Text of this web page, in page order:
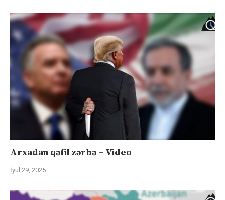
Arxadan qəfil zərbə – Video
İyul 29, 2025